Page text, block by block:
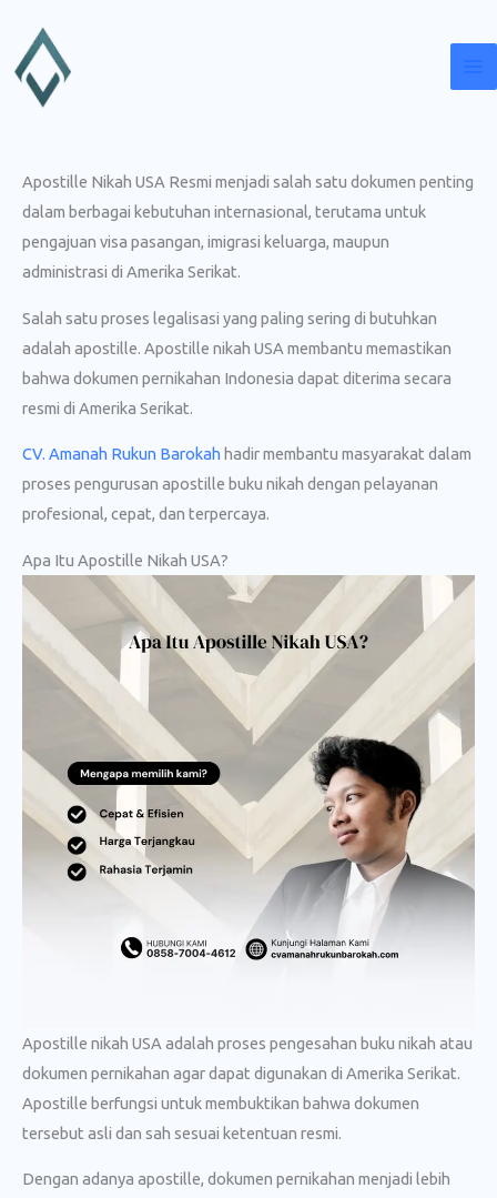
konten
Apostille Nikah USA Resmi menjadi salah satu dokumen penting
dalam berbagai kebutuhan internasional, terutama untuk
pengajuan visa pasangan, imigrasi keluarga, maupun
administrasi di Amerika Serikat.
Salah satu proses legalisasi yang paling sering di butuhkan
adalah apostille. Apostille nikah USA membantu memastikan
bahwa dokumen pernikahan Indonesia dapat diterima secara
resmi di Amerika Serikat.
CV. Amanah Rukun Barokah hadir membantu masyarakat dalam
proses pengurusan apostille buku nikah dengan pelayanan
profesional, cepat, dan terpercaya.
Apa Itu Apostille Nikah USA?
Apostille nikah USA adalah proses pengesahan buku nikah atau
dokumen pernikahan agar dapat digunakan di Amerika Serikat.
Apostille berfungsi untuk membuktikan bahwa dokumen
tersebut asli dan sah sesuai ketentuan resmi.
Dengan adanya apostille, dokumen pernikahan menjadi lebih